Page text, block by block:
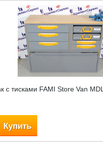
c тисками FAMI Store Van
Купить